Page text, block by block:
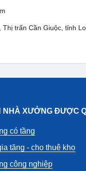
trấn Cần Giuộc, tỉnh
NHÀ XƯỞNG ĐƯỢC
có tầng
tăng - cho thuê kho
công nghiệp